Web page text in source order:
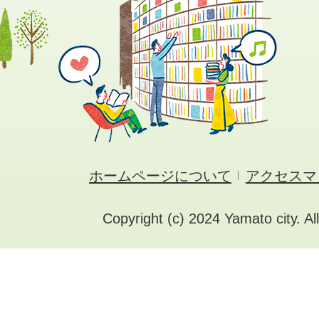
ホームページについて アクセス
Copyright (c) 2024 Yamato city.